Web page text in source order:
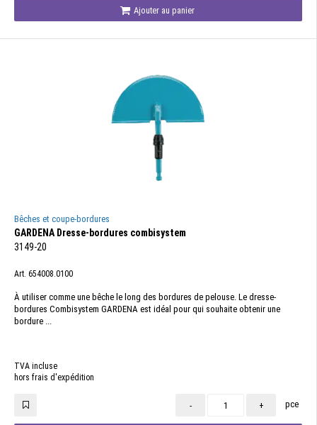
Ajouter au panier
Bêches et coupe-bordures
GARDENA Dresse-bordures combisystem
3149-20
Art. 654008.0100
À utiliser comme une bêche le long des bordures de pelouse. Le dresse-
bordures Combisystem GARDENA est idéal pour qui souhaite obtenir une
bordure ...
TVA incluse
hors frais d'expédition
- + pce